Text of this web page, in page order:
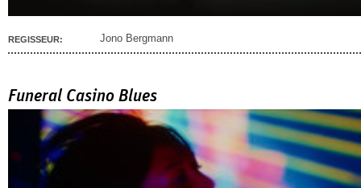
REGISSEUR: Jono Bergmann
Funeral Casino Blues